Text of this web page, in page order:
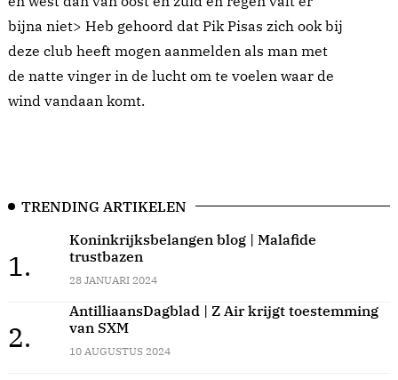
bijna niet> Heb gehoord dat Pik Pisas zich ook bij
deze club heeft mogen aanmelden als man met
de natte vinger in de lucht om te voelen waar de
wind vandaan komt.
TRENDING ARTIKELEN
1.
Koninkrijksbelangen blog | Malafide
trustbazen
28 JANUARI 2024
2.
AntilliaansDagblad | Z Air krijgt toestemming
van SXM
10 AUGUSTUS 2024